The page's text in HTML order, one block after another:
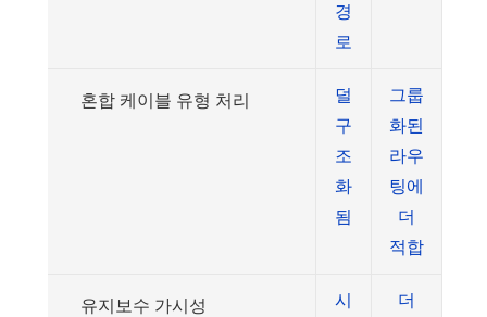
경
로
혼합 케이블 유형 처리
덜
구
조
화
됨
그룹
화된
라우
팅에
더
적합
유지보수 가시성
시
더